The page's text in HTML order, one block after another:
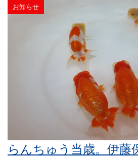
お知らせ
らんちゅう当歳。伊藤